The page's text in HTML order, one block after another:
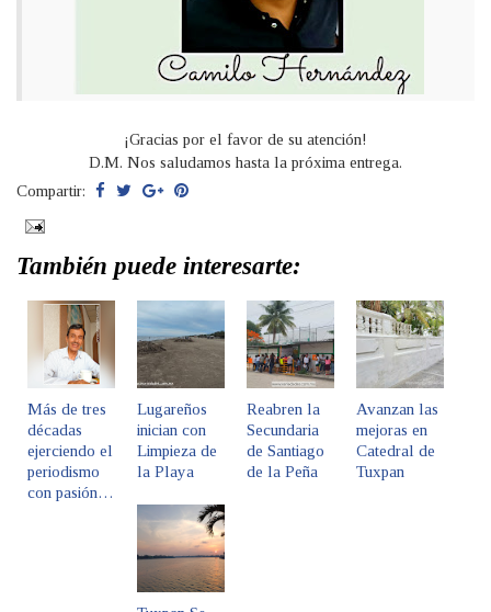
¡Gracias por el favor de su atención!
D.M. Nos saludamos hasta la próxima entrega.
Compartir:
También puede interesarte:
Más de tres
décadas
ejerciendo el
periodismo
con pasión…
Lugareños
inician con
Limpieza de
la Playa
Reabren la
Secundaria
de Santiago
de la Peña
Avanzan las
mejoras en
Catedral de
Tuxpan